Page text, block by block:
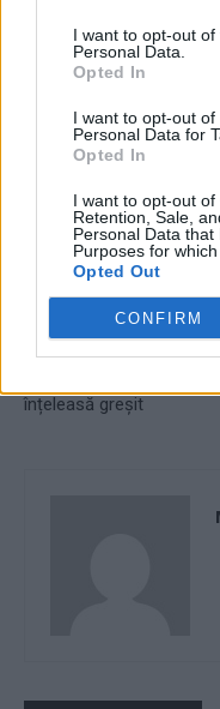
I want to opt-out
Personal Data.
Opted In
I want to opt-out
Personal Data for
Opted In
I want to opt-out of
Retention, Sale,
Personal Data
Purposes for
Opted Out
CONFIRM
Articolul precedent
VIDEO. O studentă
a fost suspendată din
facultate după ce a
mesaj odios: „Țineți lumea
curată de evrei!”. După
înțeleasă greșit